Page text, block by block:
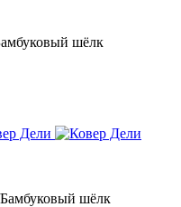
шёлк
шёлк